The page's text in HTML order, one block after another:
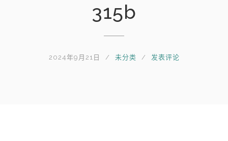
315b
2024年9月21日 未分类 发表评论